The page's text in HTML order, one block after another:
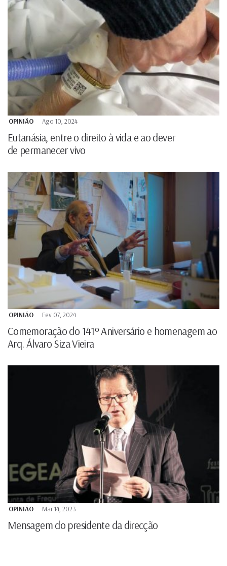
OPINIÃO Ago 10, 2024
Eutanásia, entre o direito à vida e ao dever
de permanecer vivo
OPINIÃO Fev 07, 2024
Comemoração do 141º Aniversário e homenagem ao
Arq. Álvaro Siza Vieira
OPINIÃO Mar 14, 2023
Mensagem do presidente da direcção